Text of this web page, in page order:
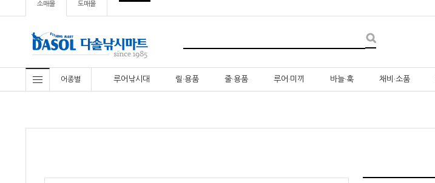
소매몰 도매몰
어종별 루어낚시대 릴·용품 줄·용품 루어·미끼 바늘·훅 채비·소품